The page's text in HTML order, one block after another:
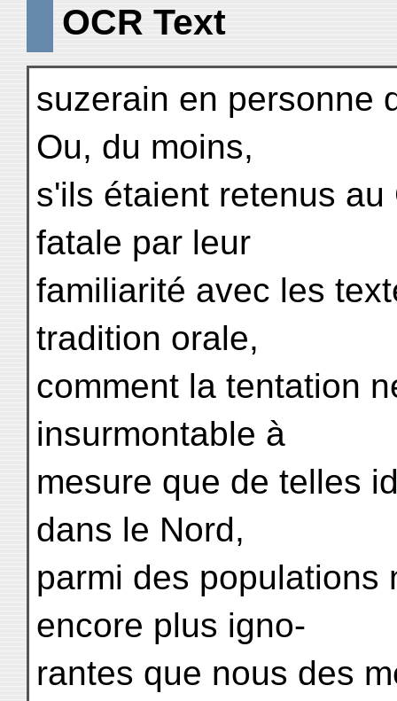
OCR Text
suzerain en personne
Ou, du moins,
s'ils étaient retenus
fatale par leur
familiarité avec les
tradition orale,
comment la tentation
insurmontable à
mesure que de telles
dans le Nord,
parmi des populations
encore plus igno-
rantes que nous des